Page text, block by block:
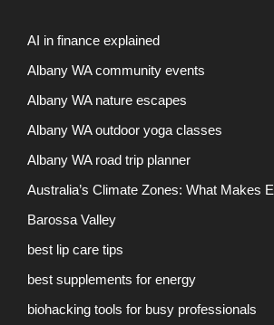
AI in finance explained
Albany WA community events
Albany WA nature escapes
Albany WA outdoor yoga classes
Albany WA road trip planner
Australia’s Climate Zones: What Makes
Barossa Valley
best lip care tips
best supplements for energy
biohacking tools for busy professionals